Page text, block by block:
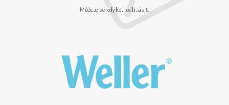
Můžete se kdykoli odhlásit.